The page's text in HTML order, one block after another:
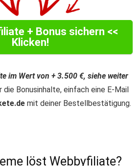
+ Bonus sichern <<
Klicken!
im Wert von + 3.500 €, siehe weiter
Bonusinhalte, einfach eine E-Mail
mit deiner Bestellbestätigung.
löst Webbyfiliate?